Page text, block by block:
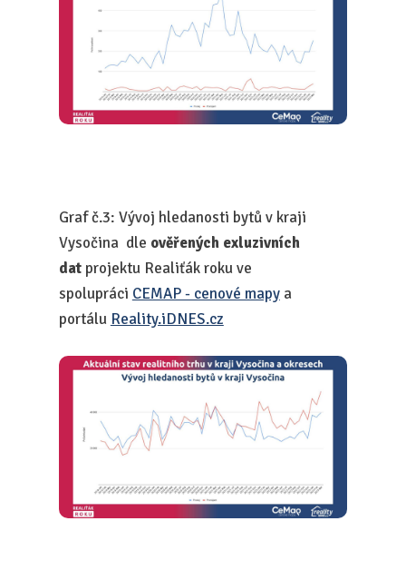
Graf č.3: Vývoj hledanosti bytů v kraji
Vysočina dle ověřených exluzivních
dat projektu Realiťák roku ve
spolupráci CEMAP - cenové mapya
portálu Reality.iDNES.cz